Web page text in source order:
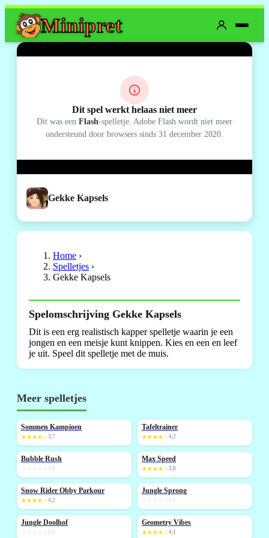
Minipret
Dit spel werkt helaas niet meer
Dit was een Flash-spelletje. Adobe Flash wordt niet meer
ondersteund door browsers sinds 31 december 2020.
Gekke Kapsels
Home ›
Spelletjes ›
Gekke Kapsels
Spelomschrijving Gekke Kapsels
Dit is een erg realistisch kapper spelletje waarin je een
jongen en een meisje kunt knippen. Kies en een en leef
je uit. Speel dit spelletje met de muis.
Meer spelletjes
NIEUW
Sommen Kampioen
★★★★☆3,7
Tafeltrainer
★★★★☆4,2
NIEUW
Bubble Rush
0,0
NIEUW
Max Speed
★★★★☆3,8
NIEUW
Snow Rider Obby Parkour
★★★★☆4,2
NIEUW
Jungle Sprong
0,0
NIEUW
Jungle Doolhof
0,0
NIEUW
Geometry Vibes
★★★★☆4,1